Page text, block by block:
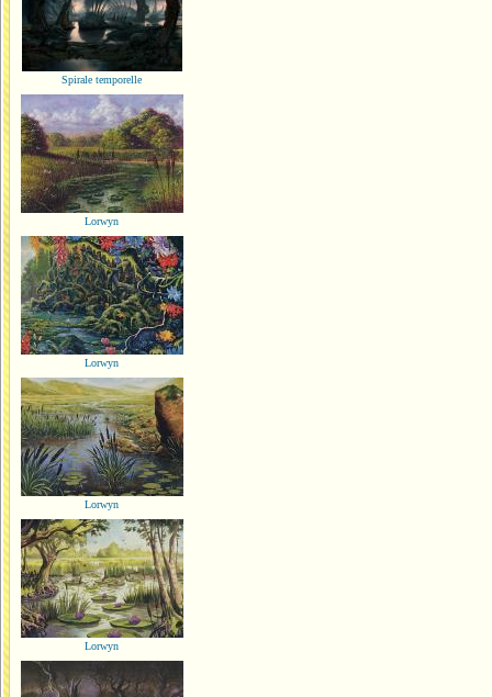
Spirale temporelle
Lorwyn
Lorwyn
Lorwyn
Lorwyn